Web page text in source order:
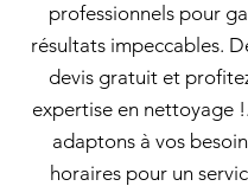
professionnels pour
résultats impeccables.
devis gratuit et
expertise en nettoyage
adaptons à vos
horaires pour un